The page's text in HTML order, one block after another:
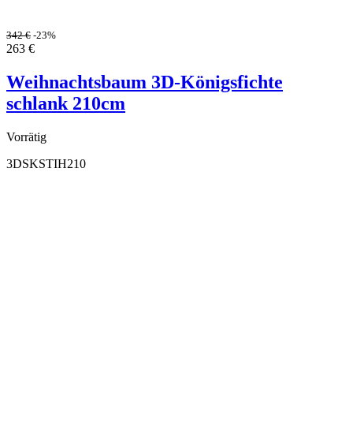
342€ -23%
263 €
Weihnachtsbaum 3D-Königsfichte
schlank 210cm
Vorrätig
3DSKSTIH210